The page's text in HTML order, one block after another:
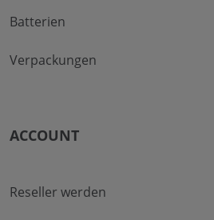
Batterien
Verpackungen
ACCOUNT
Reseller werden